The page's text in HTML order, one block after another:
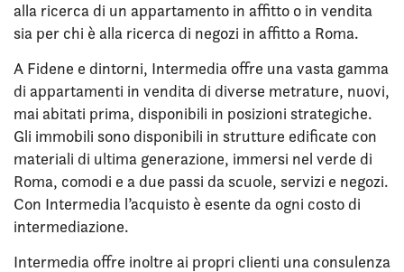
alla ricerca di un appartamento in affitto o in vendita
sia per chi è alla ricerca di negozi in affitto a Roma.
A Fidene e dintorni, Intermedia offre una vasta gamma
di appartamenti in vendita di diverse metrature, nuovi,
mai abitati prima, disponibili in posizioni strategiche.
Gli immobili sono disponibili in strutture edificate con
materiali di ultima generazione, immersi nel verde di
Roma, comodi e a due passi da scuole, servizi e negozi.
Con Intermedia l’acquisto è esente da ogni costo di
intermediazione.
Intermedia offre inoltre ai propri clienti una consulenza